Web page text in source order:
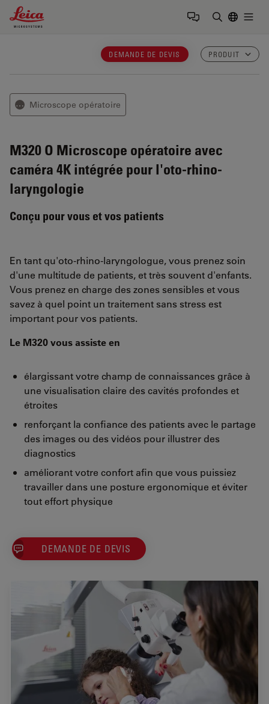
Leica Microsystems Logo
DEMANDE DE DEVIS PRODUIT
⋯ Microscope opératoire
M320 O Microscope opératoire avec
caméra 4K intégrée pour l'oto-rhino-
laryngologie
Conçu pour vous et vos patients
En tant qu'oto-rhino-laryngologue, vous prenez soin
d'une multitude de patients, et très souvent d'enfants.
Vous prenez en charge des zones sensibles et vous
savez à quel point un traitement sans stress est
important pour vos patients.
Le M320 vous assiste en
élargissant votre champ de connaissances grâce à
une visualisation claire des cavités profondes et
étroites
renforçant la confiance des patients avec le partage
des images ou des vidéos pour illustrer des
diagnostics
améliorant votre confort afin que vous puissiez
travailler dans une posture ergonomique et éviter
tout effort physique
DEMANDE DE DEVIS